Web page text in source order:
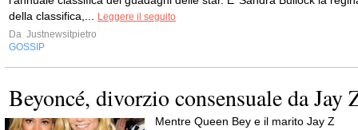
della classifica,...
Leggere il seguito
Da Justnewsitpietro
GOSSIP
Beyoncé, divorzio consensuale da Jay
Mentre Queen Bey e il marito Jay Z